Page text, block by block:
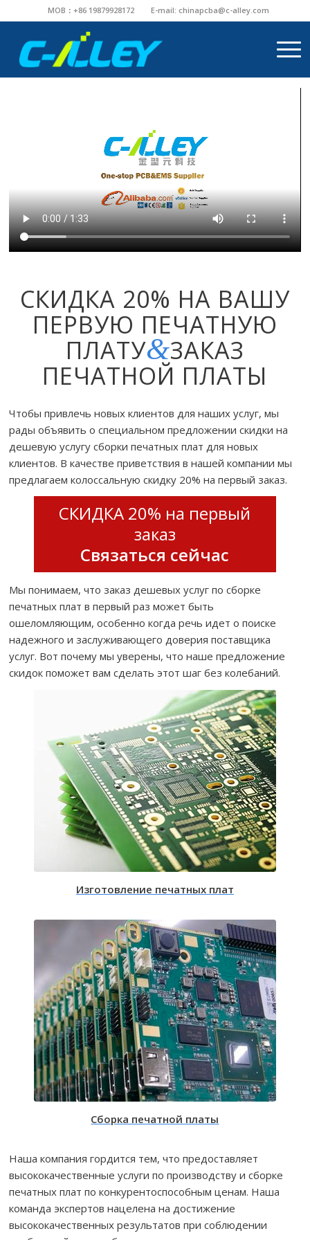
MOB：+86 19879928172 E-mail: chinapcba@c-alley.com
СКИДКА 20% НА ВАШУ
ПЕРВУЮ ПЕЧАТНУЮ
ПЛАТУ&ЗАКАЗ
ПЕЧАТНОЙ ПЛАТЫ
Чтобы привлечь новых клиентов для наших услуг, мы
рады объявить о специальном предложении скидки на
дешевую услугу сборки печатных плат для новых
клиентов. В качестве приветствия в нашей компании мы
предлагаем колоссальную скидку 20% на первый заказ.
СКИДКА 20% на первый
заказ
Связаться сейчас
Мы понимаем, что заказ дешевых услуг по сборке
печатных плат в первый раз может быть
ошеломляющим, особенно когда речь идет о поиске
надежного и заслуживающего доверия поставщика
услуг. Вот почему мы уверены, что наше предложение
скидок поможет вам сделать этот шаг без колебаний.
Изготовление печатных плат
Сборка печатной платы
Наша компания гордится тем, что предоставляет
высококачественные услуги по производству и сборке
печатных плат по конкурентоспособным ценам. Наша
команда экспертов нацелена на достижение
высококачественных результатов при соблюдении